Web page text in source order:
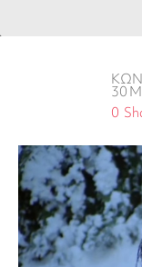
30
0